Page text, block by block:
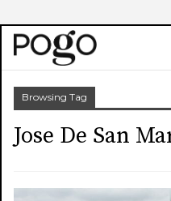
Browsing Tag
Jose De San